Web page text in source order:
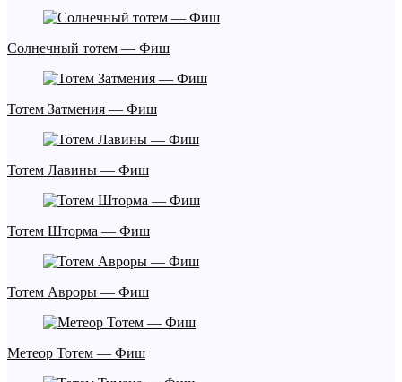
Солнечный тотем — Фиш
Тотем Затмения — Фиш
Тотем Лавины — Фиш
Тотем Шторма — Фиш
Тотем Авроры — Фиш
Метеор Тотем — Фиш